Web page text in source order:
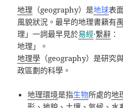
地理 （geography）是地球表
風貌狀況。最早的地理書籍有
理」一詞最早見於易經·繫辭 ：
地理」。
地理學 （geography）是研究
政區劃的科學。
地理環境是指生物所處的地